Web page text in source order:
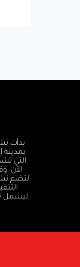
بمدينة
التي
لتضم
ليشمل